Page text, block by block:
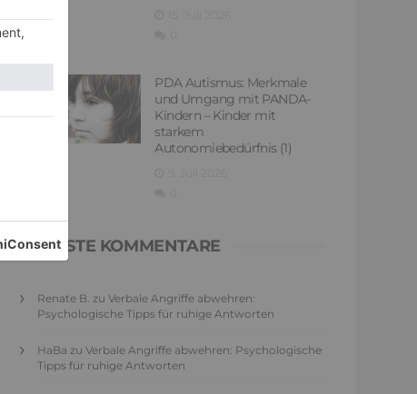
PDA Autismus: Merkmale
und Umgang mit PANDA-
Kindern – Kinder mit
starkem
Autonomiebedürfnis (1)
NEUESTE KOMMENTARE
Renate B. zu Verbale Angriffe abwehren:
Psychologische Tipps für ruhige Antworten
HaBa zu Verbale Angriffe abwehren: Psychologische
Tipps für ruhige Antworten